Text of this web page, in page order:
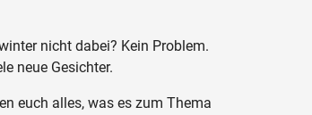
nicht dabei? Kein Problem.
neue Gesichter.
euch alles, was es zum Thema